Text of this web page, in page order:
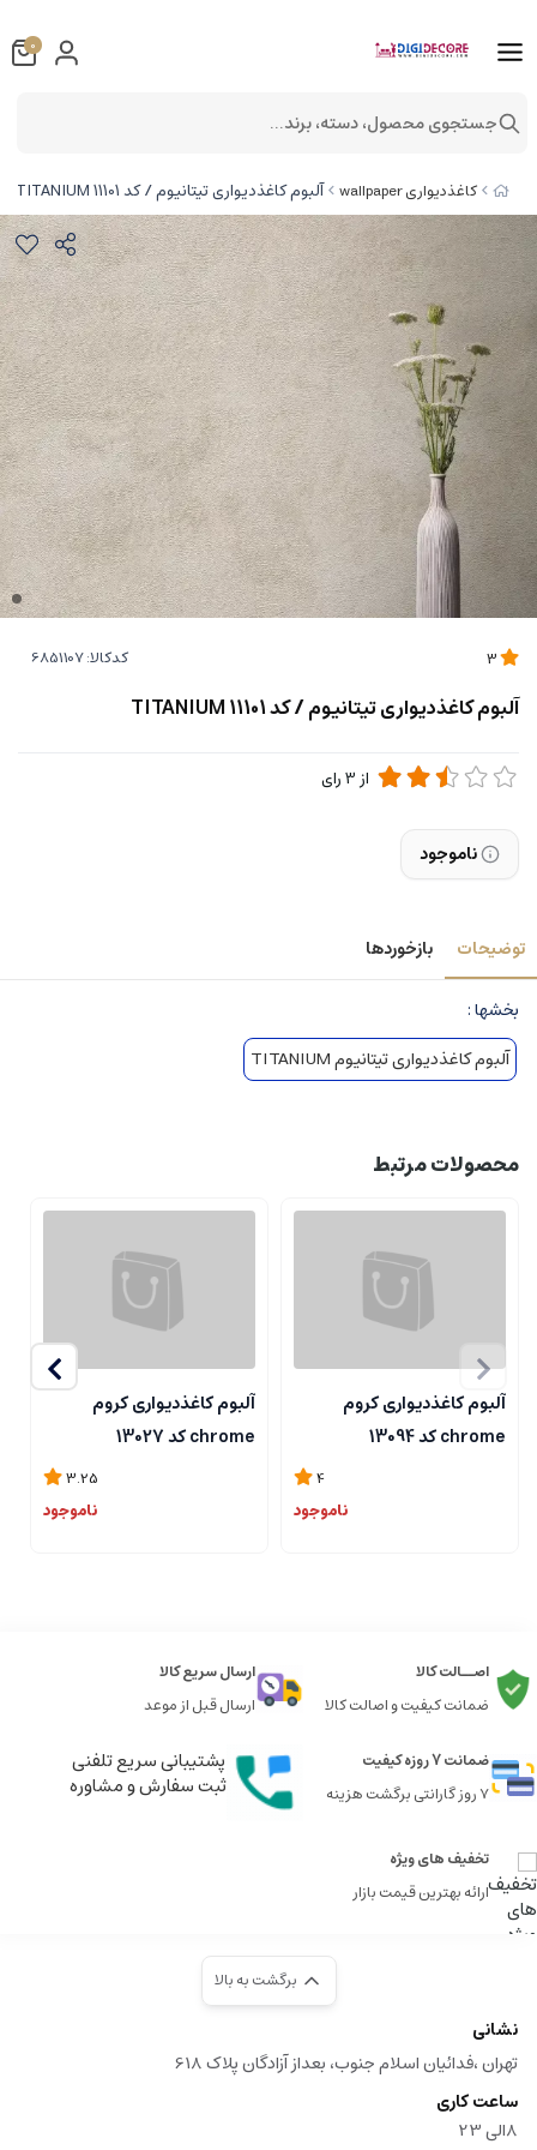
کاغذدیواری wallpaper آلبوم کاغذدیواری تیتانیوم / کد 11101 TITANIUM
کدکالا:
آلبوم کاغذدیواری تیتانیوم / کد 11101 TITANIUM
از 3رای
ناموجود
توضیحات بازخوردها
بخشها :
آلبوم کاغذدیواری تیتانیوم TITANIUM
محصولات مرتبط
آلبوم کاغذدیواری کروم
chrome کد 13094
4
ناموجود
آلبوم کاغذدیواری کروم
chrome کد 13027
3.25
ناموجود
اصــالت کالا
ضمانت کیفیت و اصالت کالا
ارسال سریع کالا
ارسال قبل از موعد
ضمانت 7 روزه کیفیت
7 روز گارانتی برگشت هزینه
پشتیبانی سریع تلفنی
ثبت سفارش و مشاوره
تخفیف های ویژه
ارائه بهترین قیمت بازار
برگشت به بالا
نشانی
تهران ،فدائیان اسلام جنوب، بعداز آزادگان پلاک 618
ساعت کاری
8الی 23
0
جستجوی محصول، دسته، برند...